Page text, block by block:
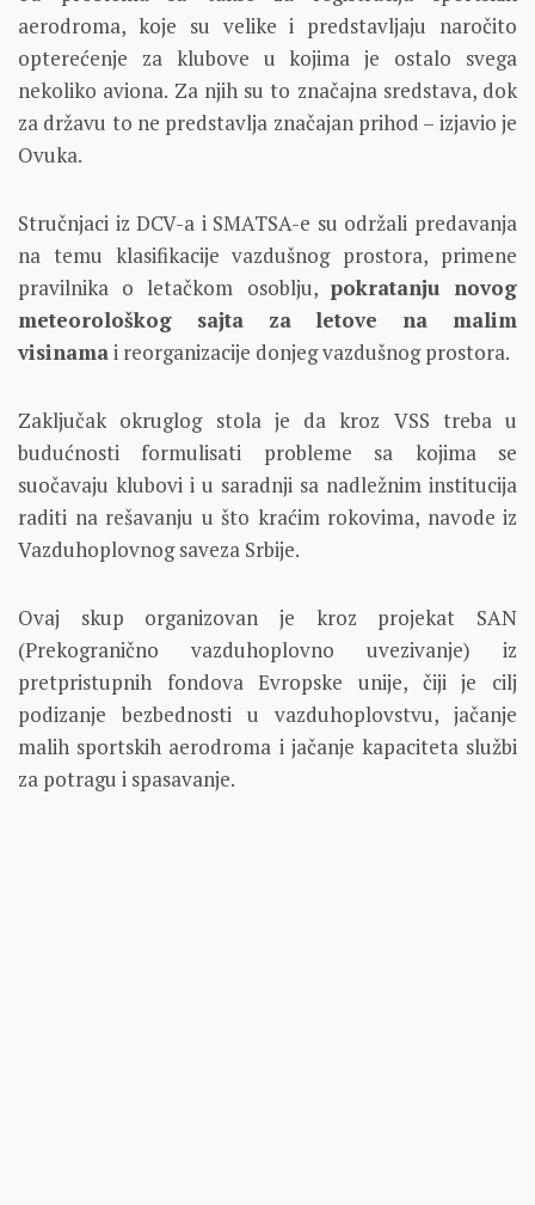
aerodroma, koje su velike i predstavljaju naročito
opterećenje za klubove u kojima je ostalo svega
nekoliko aviona. Za njih su to značajna sredstava, dok
za državu to ne predstavlja značajan prihod – izjavio je
Ovuka.
Stručnjaci iz DCV-a i SMATSA-e su održali predavanja
na temu klasifikacije vazdušnog prostora, primene
pravilnika o letačkom osoblju, pokratanju novog
meteorološkog sajta za letove na malim
visinamai reorganizacije donjeg vazdušnog prostora.
Zaključak okruglog stola je da kroz VSS treba u
budućnosti formulisati probleme sa kojima se
suočavaju klubovi i u saradnji sa nadležnim institucija
raditi na rešavanju u što kraćim rokovima, navode iz
Vazduhoplovnog saveza Srbije.
Ovaj skup organizovan je kroz projekat SAN
(Prekogranično vazduhoplovno uvezivanje) iz
pretpristupnih fondova Evropske unije, čiji je cilj
podizanje bezbednosti u vazduhoplovstvu, jačanje
malih sportskih aerodroma i jačanje kapaciteta službi
za potragu i spasavanje.